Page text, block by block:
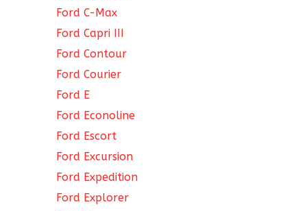
Ford C-Max
Ford Capri III
Ford Contour
Ford Courier
Ford E
Ford Econoline
Ford Escort
Ford Excursion
Ford Expedition
Ford Explorer